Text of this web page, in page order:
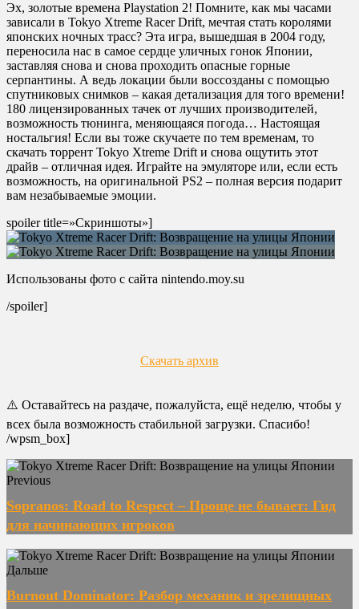
Эх, золотые времена Playstation 2! Помните, как мы часами
зависали в Tokyo Xtreme Racer Drift, мечтая стать королями
японских ночных трасс? Эта игра, вышедшая в 2004 году,
переносила нас в самое сердце уличных гонок Японии,
заставляя снова и снова проходить опасные горные
серпантины. А ведь локации были воссозданы с помощью
спутниковых снимков – какая детализация для того времени!
180 лицензированных тачек от лучших производителей,
возможность тюнинга, меняющаяся погода… Настоящая
ностальгия! Если вы тоже скучаете по тем временам, то
скачать торрент Tokyo Xtreme Drift и снова ощутить этот
драйв – отличная идея. Играйте на эмуляторе или, если есть
возможность, на оригинальной PS2 – полная версия подарит
вам незабываемые эмоции.
spoiler title=»Скриншоты»]
Использованы фото с сайта nintendo.moy.su
/spoiler]
Скачать архив
⚠️ Оставайтесь на раздаче, пожалуйста, ещё неделю, чтобы у
всех была возможность стабильной загрузки. Спасибо!
/wpsm_box]
Previous
Sopranos: Road to Respect – Проще не бывает: Гид
для начинающих игроков
Дальше
Burnout Dominator: Разбор механик и зрелищных